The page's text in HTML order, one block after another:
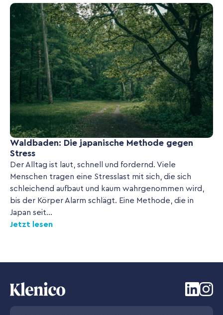
Waldbaden: Die japanische Methode gegen
Stress
Der Alltag ist laut, schnell und fordernd. Viele
Menschen tragen eine Stresslast mit sich, die sich
schleichend aufbaut und kaum wahrgenommen wird,
bis der Körper Alarm schlägt. Eine Methode, die in
Japan seit...
Jetzt lesen